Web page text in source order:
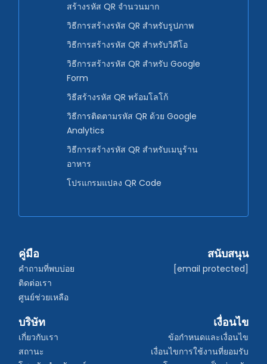
สร้างรหัส QR จำนวนมาก
วิธีการสร้างรหัส QR สำหรับรูปภาพ
วิธีการสร้างรหัส QR สำหรับวิดีโอ
วิธีการสร้างรหัส QR สำหรับ Google
Form
วิธีสร้างรหัส QR พร้อมโลโก้
วิธีการติดตามรหัส QR ด้วย Google
Analytics
วิธีการสร้างรหัส QR สำหรับเมนูร้าน
อาหาร
โปรแกรมแปลง QR Code
คู่มือ
คำถามที่พบบ่อย
ติดต่อเรา
ศูนย์ช่วยเหลือ
สนับสนุน
[email protected]
บริษัท
เกี่ยวกับเรา
สถานะ
เงื่อนไข
ข้อกำหนดและเงื่อนไข
เงื่อนไขการใช้งานที่ยอมรับ